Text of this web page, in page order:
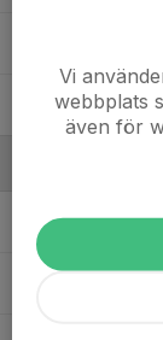
7. Molly
47. Signe
Anna
Vi
webbplats
även för